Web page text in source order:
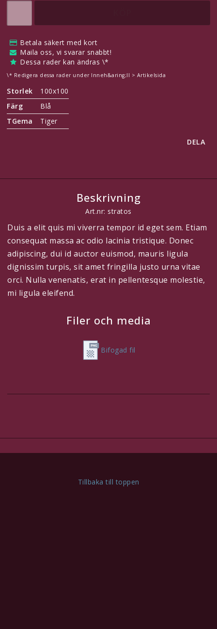
Betala säkert med kort
Maila oss, vi svarar snabbt!
Dessa rader kan ändras \*
\* Redigera dessa rader under Inneh&aring;ll > Artikelsida
Storlek
100x100
Färg
Blå
TGema
Tiger
DELA
Beskrivning
Art.nr: stratos
Duis a elit quis mi viverra tempor id eget sem. Etiam
consequat massa ac odio lacinia tristique. Donec
adipiscing, dui id auctor euismod, mauris ligula
dignissim turpis, sit amet fringilla justo urna vitae
orci. Nulla venenatis, erat in pellentesque molestie,
mi ligula eleifend.
Filer och media
Bifogad fil
Tillbaka till toppen